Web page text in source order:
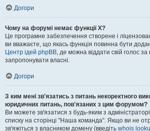
Догори
Чому на форумі немає функції X?
Це програмне забезпечення створене і
ви вважаєте, що якась функція повинна бути
Центр ідей phpBB, де можна віддати свій голос за
запропонувати власні.
Догори
З ким мені зв'язатись з питань некоректного
юридичних питань, пов'язаних з цим форумом?
Ви можете зв'язатися з будь-яким з
списку на сторінці "Наша команда". Якщо ви не
зв'яжіться з власником домену (введіть whois